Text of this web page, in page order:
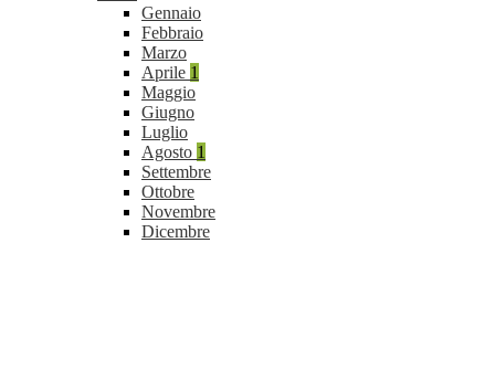
Gennaio
Febbraio
Marzo
Aprile 1
Maggio
Giugno
Luglio
Agosto 1
Settembre
Ottobre
Novembre
Dicembre